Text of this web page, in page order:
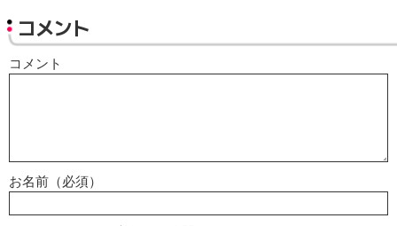
コメント
コメント
お名前（必須）